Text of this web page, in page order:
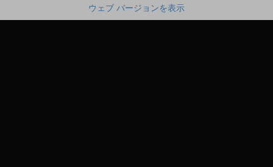
ウェブ バージョンを表示